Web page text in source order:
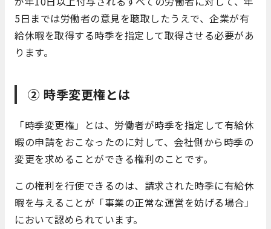
5日までは労働者の意見を聴取したうえで、企業が有
給休暇を取得する時季を指定して取得させる必要があ
ります。
② 時季変更権とは
「時季変更権」とは、労働者が時季を指定して有給休
暇の申請をおこなったのに対して、会社側から時季の
変更を求めることができる権利のことです。
この権利を行使できるのは、請求された時季に有給休
暇を与えることが「事業の正常な運営を妨げる場合」
において認められています。